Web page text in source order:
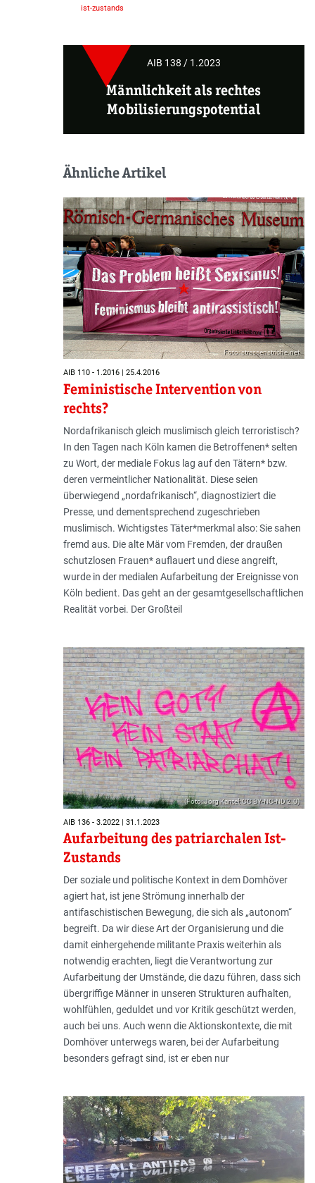
ist-zustands
AIB 138 / 1.2023
Männlichkeit als rechtes
Mobilisierungspotential
Ähnliche Artikel
Foto: strassenstriche.net
AIB 110 - 1.2016 | 25.4.2016
Feministische Intervention von
rechts?
Nordafrikanisch gleich muslimisch gleich terroristisch?
In den Tagen nach Köln kamen die Betroffenen* selten
zu Wort, der mediale Fokus lag auf den Tätern* bzw.
deren vermeintlicher Nationalität. Diese seien
überwiegend „nordafrikanisch“, diagnostiziert die
Presse, und dementsprechend zugeschrieben
muslimisch. Wichtigstes Täter*merkmal also: Sie sahen
fremd aus. Die alte Mär vom Fremden, der draußen
schutzlosen Frauen* auflauert und diese angreift,
wurde in der medialen Aufarbeitung der Ereignisse von
Köln bedient. Das geht an der gesamtgesellschaftlichen
Realität vorbei. Der Großteil
(Foto: Jörg Kantel; CC BY-NC-ND 2.0)
AIB 136 - 3.2022 | 31.1.2023
Aufarbeitung des patriarchalen Ist-
Zustands
Der soziale und politische Kontext in dem Domhöver
agiert hat, ist jene Strömung innerhalb der
antifaschistischen Bewegung, die sich als „autonom“
begreift. Da wir diese Art der Organisierung und die
damit einhergehende militante Praxis weiterhin als
notwendig erachten, liegt die Verantwortung zur
Aufarbeitung der Umstände, die dazu führen, dass sich
übergriffige Männer in unseren Strukturen aufhalten,
wohlfühlen, geduldet und vor Kritik geschützt werden,
auch bei uns. Auch wenn die Aktionskontexte, die mit
Domhöver unterwegs waren, bei der Aufarbeitung
besonders gefragt sind, ist er eben nur